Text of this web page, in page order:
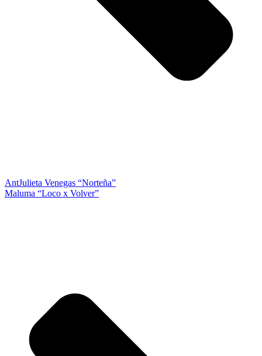
AntJulieta Venegas “Norteña”
Maluma “Loco x Volver”